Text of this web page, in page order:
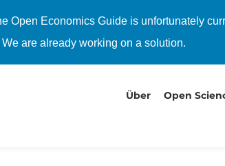
Open Economics Guide is unfortunately
We are already working on a solution.
Über Open